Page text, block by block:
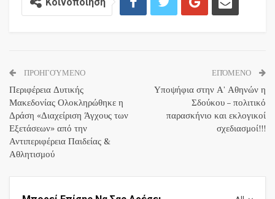
ΠΡΟΗΓΟΎΜΕΝΟ
Περιφέρεια Δυτικής
Μακεδονίας Ολοκληρώθηκε η
Δράση «Διαχείριση Άγχους των
Εξετάσεων» από την
Αντιπεριφέρεια Παιδείας &
Αθλητισμού
ΕΠΌΜΕΝΟ
Υποψήφια στην Α’ Αθηνών η
Σδούκου – πολιτικό
παρασκήνιο και εκλογικοί
σχεδιασμοί!!!